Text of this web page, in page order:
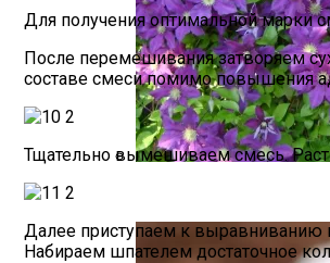
Для получения оптимальной марки
После перемешивания затворяем
составе смеси помимо повышения
Тщательно вымешиваем смесь.
Далее приступаем к выравниванию
Набираем шпателем достаточное